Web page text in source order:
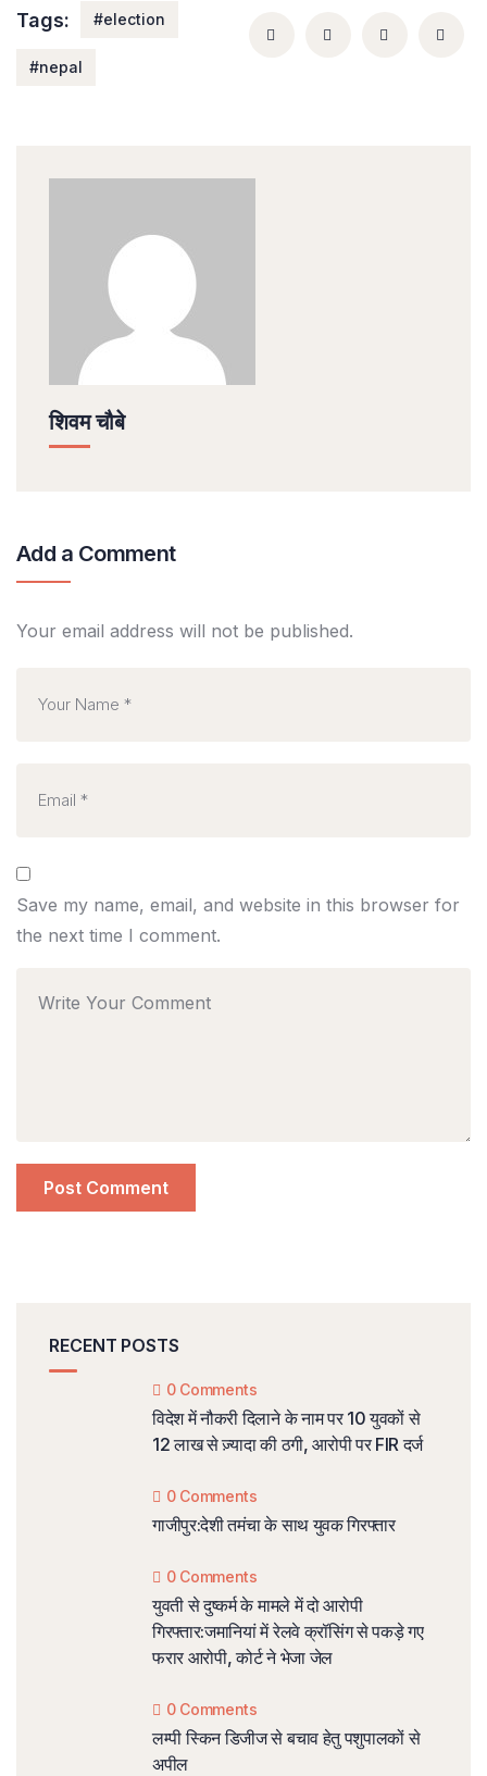
Tags: #election
#nepal
शिवम चौबे
Add a Comment
Your email address will not be published.
Save my name, email, and website in this browser for
the next time I comment.
RECENT POSTS
0 Comments
विदेश में नौकरी दिलाने के नाम पर 10 युवकों से
12 लाख से ज़्यादा की ठगी, आरोपी पर FIR दर्ज
0 Comments
गाजीपुर:देशी तमंचा के साथ युवक गिरफ्तार
0 Comments
युवती से दुष्कर्म के मामले में दो आरोपी
गिरफ्तार:जमानियां में रेलवे क्रॉसिंग से पकड़े गए
फरार आरोपी, कोर्ट ने भेजा जेल
0 Comments
लम्पी स्किन डिजीज से बचाव हेतु पशुपालकों से
अपील